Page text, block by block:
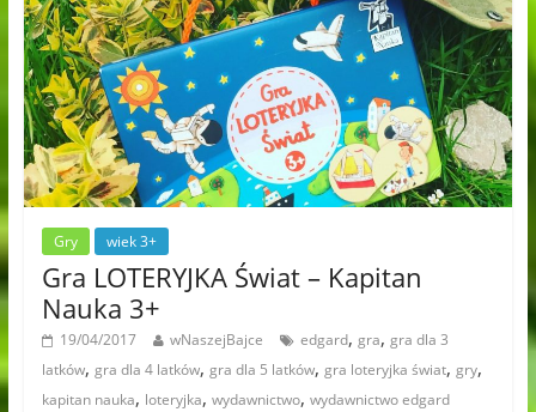
Gry wiek 3+
Gra LOTERYJKA Świat – Kapitan
Nauka 3+
19/04/2017 wNaszejBajce edgard, gra, gra dla 3
latków, gra dla 4 latków, gra dla 5 latków, gra loteryjka świat, gry,
kapitan nauka, loteryjka, wydawnictwo, wydawnictwo edgard